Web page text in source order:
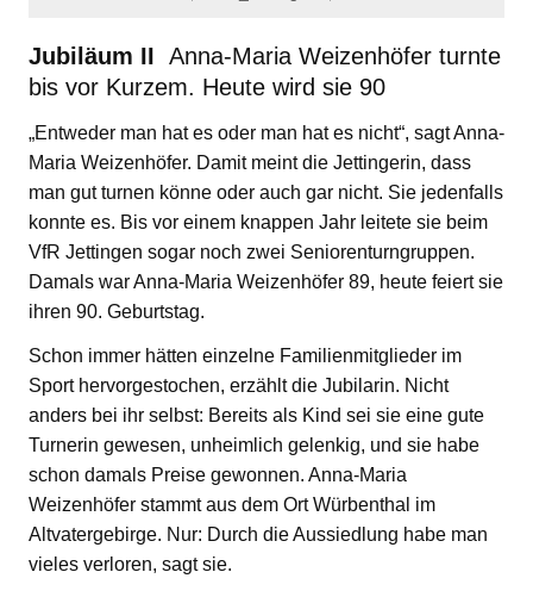
Jubiläum II Anna-Maria Weizenhöfer turnte
bis vor Kurzem. Heute wird sie 90
„Entweder man hat es oder man hat es nicht“, sagt Anna-
Maria Weizenhöfer. Damit meint die Jettingerin, dass
man gut turnen könne oder auch gar nicht. Sie jedenfalls
konnte es. Bis vor einem knappen Jahr leitete sie beim
VfR Jettingen sogar noch zwei Seniorenturngruppen.
Damals war Anna-Maria Weizenhöfer 89, heute feiert sie
ihren 90. Geburtstag.
Schon immer hätten einzelne Familienmitglieder im
Sport hervorgestochen, erzählt die Jubilarin. Nicht
anders bei ihr selbst: Bereits als Kind sei sie eine gute
Turnerin gewesen, unheimlich gelenkig, und sie habe
schon damals Preise gewonnen. Anna-Maria
Weizenhöfer stammt aus dem Ort Würbenthal im
Altvatergebirge. Nur: Durch die Aussiedlung habe man
vieles verloren, sagt sie.